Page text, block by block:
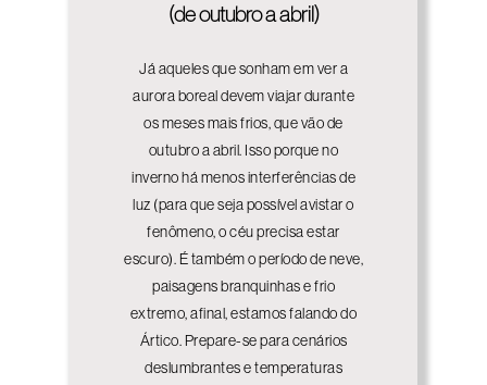
(de outubro a abril)
Já aqueles que sonham em ver a
aurora boreal devem viajar durante
os meses mais frios, que vão de
outubro a abril. Isso porque no
inverno há menos interferências de
luz (para que seja possível avistar o
fenômeno, o céu precisa estar
escuro). É também o período de neve,
paisagens branquinhas e frio
extremo, afinal, estamos falando do
Ártico. Prepare-se para cenários
deslumbrantes e temperaturas